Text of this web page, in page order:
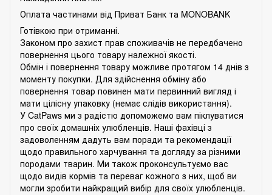
Оплата частинами від Приват Банк та MONOBANK
Готівкою при отриманні.
Законом про захист прав споживачів не передбачено
повернення цього товару належної якості.
Обмін і повернення товару можливе протягом 14 днів з
моменту покупки. Для здійснення обміну або
повернення товар повинен мати первинний вигляд і
мати цілісну упаковку (немає слідів використання).
У CatPaws ми з радістю допоможемо вам піклуватися
про своїх домашніх улюбленців. Наші фахівці з
задоволенням дадуть вам поради та рекомендації
щодо правильного харчування та догляду за різними
породами тварин. Ми також проконсультуємо вас
щодо видів кормів та переваг кожного з них, щоб ви
могли зробити найкращий вибір для своїх улюбленців.